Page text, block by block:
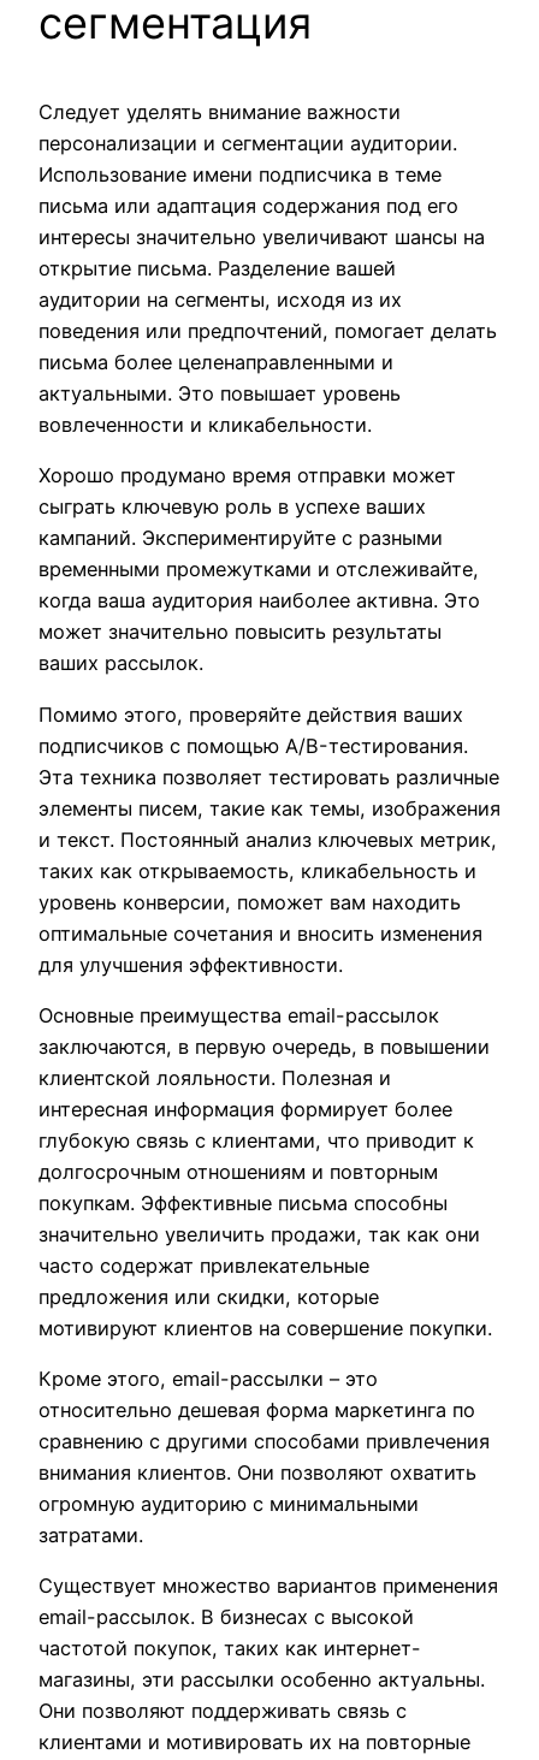
сегментация
Следует уделять внимание важности
персонализации и сегментации аудитории.
Использование имени подписчика в теме
письма или адаптация содержания под его
интересы значительно увеличивают шансы на
открытие письма. Разделение вашей
аудитории на сегменты, исходя из их
поведения или предпочтений, помогает делать
письма более целенаправленными и
актуальными. Это повышает уровень
вовлеченности и кликабельности.
Хорошо продумано время отправки может
сыграть ключевую роль в успехе ваших
кампаний. Экспериментируйте с разными
временными промежутками и отслеживайте,
когда ваша аудитория наиболее активна. Это
может значительно повысить результаты
ваших рассылок.
Помимо этого, проверяйте действия ваших
подписчиков с помощью A/B-тестирования.
Эта техника позволяет тестировать различные
элементы писем, такие как темы, изображения
и текст. Постоянный анализ ключевых метрик,
таких как открываемость, кликабельность и
уровень конверсии, поможет вам находить
оптимальные сочетания и вносить изменения
для улучшения эффективности.
Основные преимущества email-рассылок
заключаются, в первую очередь, в повышении
клиентской лояльности. Полезная и
интересная информация формирует более
глубокую связь с клиентами, что приводит к
долгосрочным отношениям и повторным
покупкам. Эффективные письма способны
значительно увеличить продажи, так как они
часто содержат привлекательные
предложения или скидки, которые
мотивируют клиентов на совершение покупки.
Кроме этого, email-рассылки – это
относительно дешевая форма маркетинга по
сравнению с другими способами привлечения
внимания клиентов. Они позволяют охватить
огромную аудиторию с минимальными
затратами.
Существует множество вариантов применения
email-рассылок. В бизнесах с высокой
частотой покупок, таких как интернет-
магазины, эти рассылки особенно актуальны.
Они позволяют поддерживать связь с
клиентами и мотивировать их на повторные